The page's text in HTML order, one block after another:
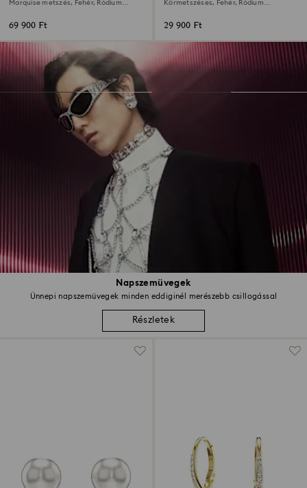
Napszemüvegek
Ünnepi napszemüvegek minden eddiginél merészebb csillogással
Részletek
Marquise metszés, Fehér, Ródium
69 900 Ft
Körmetszéses, Fehér, Ródium
29 900 Ft